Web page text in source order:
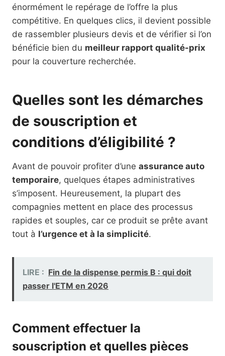
énormément le repérage de l’offre la plus
compétitive. En quelques clics, il devient possible
de rassembler plusieurs devis et de vérifier si l’on
bénéficie bien du meilleur rapport qualité-prix
pour la couverture recherchée.
Quelles sont les démarches
de souscription et
conditions d’éligibilité ?
Avant de pouvoir profiter d’une assurance auto
temporaire, quelques étapes administratives
s’imposent. Heureusement, la plupart des
compagnies mettent en place des processus
rapides et souples, car ce produit se prête avant
tout à l’urgence et à la simplicité.
LIRE : Fin de la dispense permis B : qui doit
passer l'ETM en 2026
Comment effectuer la
souscription et quelles pièces